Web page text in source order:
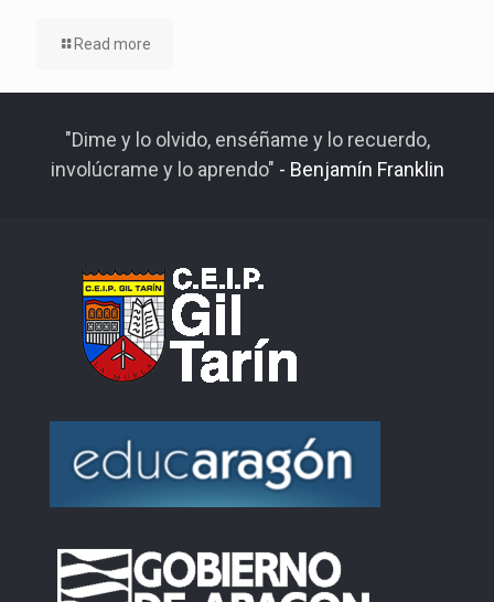
Read more
"Dime y lo olvido, enséñame y lo recuerdo,
involúcrame y lo aprendo" - Benjamín Franklin